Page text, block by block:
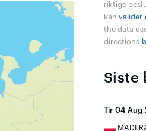
riktige
kanvalider
the data
directions
Siste
Tir 04 Aug